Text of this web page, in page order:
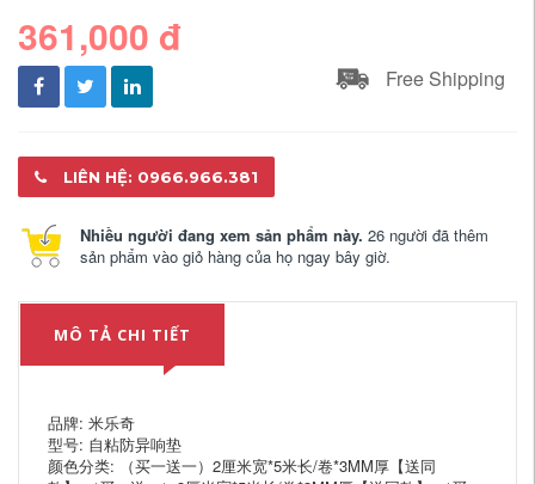
361,000 đ
Free Shipping
LIÊN HỆ: 0966.966.381
Nhiều người đang xem sản phẩm này. 26 người đã thêm
sản phẩm vào giỏ hàng của họ ngay bây giờ.
MÔ TẢ CHI TIẾT
品牌: 米乐奇
型号: 自粘防异响垫
颜色分类: （买一送一）2厘米宽*5米长/卷*3MM厚【送同